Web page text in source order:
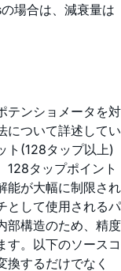
場合は、減衰量は
テンショメータを対
について詳述してい
ト(128タップ以上)
128タップポイント
能が大幅に制限され
として使用されるパ
部構造のため、精度
す。以下のソースコ
するだけでなく